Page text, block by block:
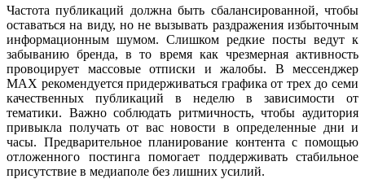
Частота публикаций должна быть сбалансированной, чтобы
оставаться на виду, но не вызывать раздражения избыточным
информационным шумом. Слишком редкие посты ведут к
забыванию бренда, в то время как чрезмерная активность
провоцирует массовые отписки и жалобы. В мессенджер
MAX рекомендуется придерживаться графика от трех до семи
качественных публикаций в неделю в зависимости от
тематики. Важно соблюдать ритмичность, чтобы аудитория
привыкла получать от вас новости в определенные дни и
часы. Предварительное планирование контента с помощью
отложенного постинга помогает поддерживать стабильное
присутствие в медиаполе без лишних усилий.